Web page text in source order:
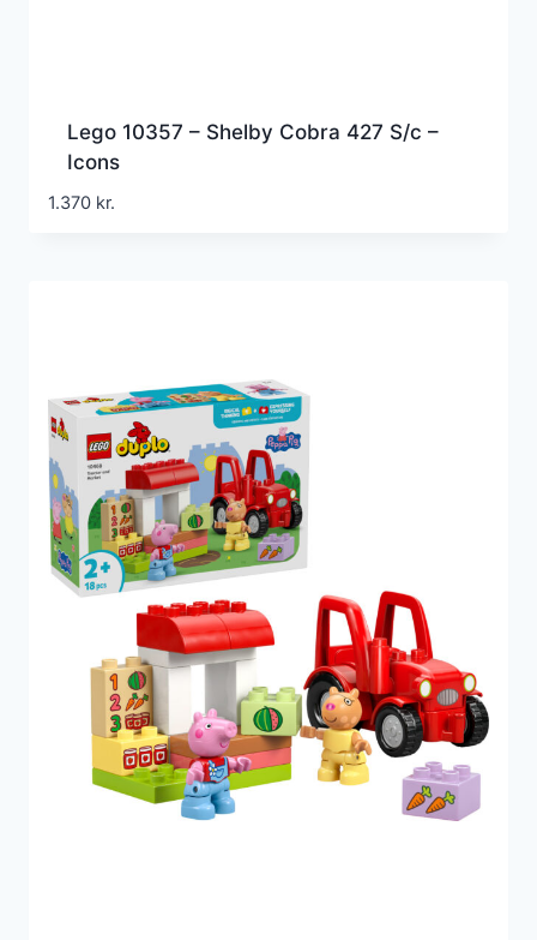
Lego 10357 – Shelby Cobra 427 S/c –
Icons
1.370 kr.